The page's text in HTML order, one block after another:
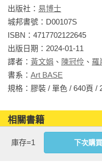
本書特色：
。900張景色表現圖例：一
（日夜 、雲彩、氣候）、
的風貌觀察和畫法
。強大的 3 區塊構圖法：巧
主導觀眾注意力
自然地形起伏和遠近
。快速確立形體的訣竅：
體感（光影、塊面）
。講究表現流動感：以靈
出版社： 易博士
城邦書號：D00107S
ISBN：4717702122645
出版日期：2024-01-11
譯者： 黃文娟 、 陳冠伶 、 羅
書系： Art BASE
規格：膠裝 / 單色 /
相關書籍
同作者 同分類
庫存=1 下次購買